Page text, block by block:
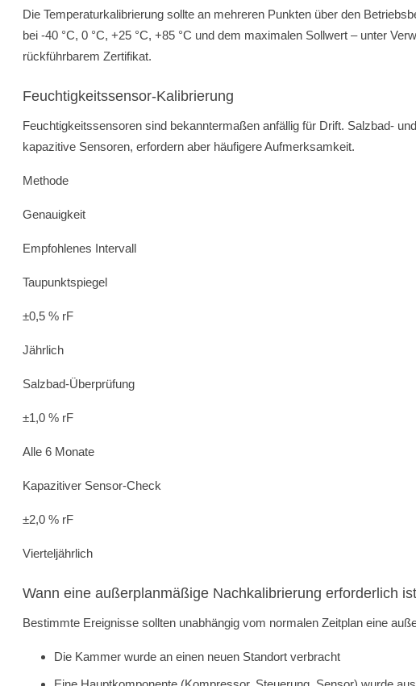
Die Temperaturkalibrierung sollte an mehreren Punkten über den
bei -40 °C, 0 °C, +25 °C, +85 °C und dem maximalen Sollwert – unter
rückführbarem Zertifikat.
Feuchtigkeitssensor-Kalibrierung
Feuchtigkeitssensoren sind bekanntermaßen anfällig für Drift. Salzbad-
kapazitive Sensoren, erfordern aber häufigere Aufmerksamkeit.
Methode
Genauigkeit
Empfohlenes Intervall
Taupunktspiegel
±0,5 % rF
Jährlich
Salzbad-Überprüfung
±1,0 % rF
Alle 6 Monate
Kapazitiver Sensor-Check
±2,0 % rF
Vierteljährlich
Wann eine außerplanmäßige Nachkalibrierung erforderlich ist
Bestimmte Ereignisse sollten unabhängig vom normalen Zeitplan eine
Die Kammer wurde an einen neuen Standort verbracht